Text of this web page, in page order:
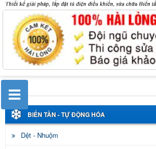
BIẾN TẦN - TỰ ĐỘNG HÓA
Dệt - Nhuộm